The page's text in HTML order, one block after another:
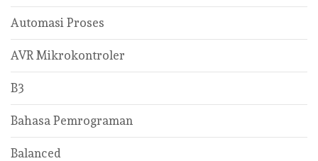
Automasi Proses
AVR Mikrokontroler
B3
Bahasa Pemrograman
Balanced